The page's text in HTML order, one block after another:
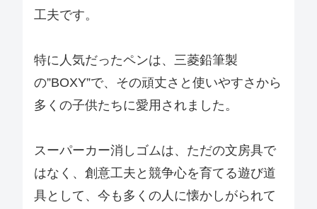
工夫です。
特に人気だったペンは、三菱鉛筆製
の”BOXY”で、その頑丈さと使いやすさから
多くの子供たちに愛用されました。
スーパーカー消しゴムは、ただの文房具で
はなく、創意工夫と競争心を育てる遊び道
具として、今も多くの人に懐かしがられて